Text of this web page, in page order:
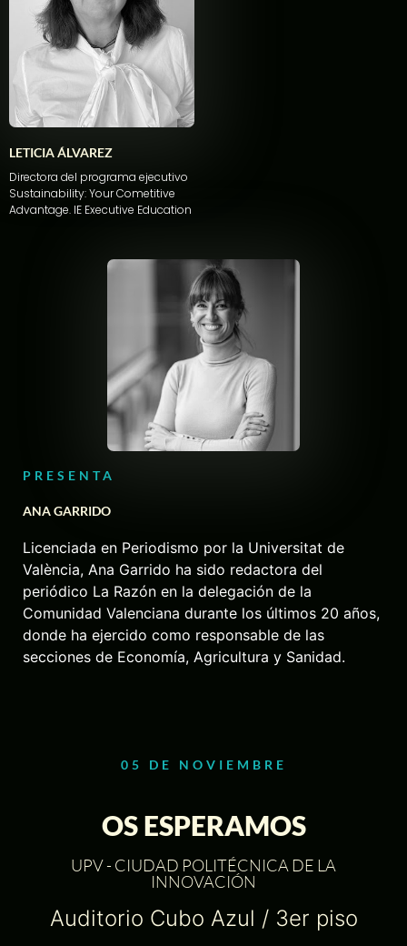
LETICIA ÁLVAREZ
Directora del programa ejecutivo
Sustainability: Your Cometitive
Advantage. IE Executive Education
PRESENTA
ANA GARRIDO
Licenciada en Periodismo por la Universitat de
València, Ana Garrido ha sido redactora del
periódico La Razón en la delegación de la
Comunidad Valenciana durante los últimos 20 años,
donde ha ejercido como responsable de las
secciones de Economía, Agricultura y Sanidad.
05 DE NOVIEMBRE
OS ESPERAMOS
UPV - CIUDAD POLITÉCNICA DE LA
INNOVACIÓN
Auditorio Cubo Azul / 3er piso